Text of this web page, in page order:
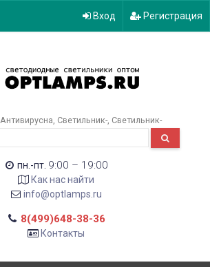
Вход Регистрация
Антивирусна Светильник- Светильник-
пн.-пт. 9:00 – 19:00
Как нас найти
info@optlamps.ru
8(499)648-38-36
Контакты